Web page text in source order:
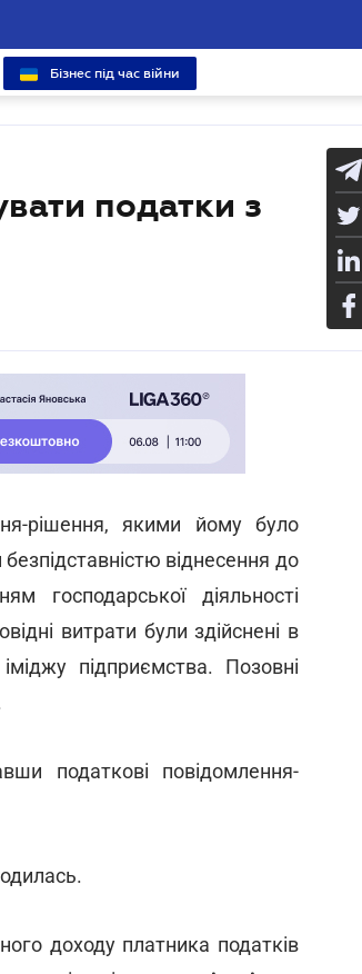
Бізнес під час війни
податки з
рішення, якими йому було
безпідставністю віднесення до
господарської діяльності
витрати були здійснені в
підприємства. Позовні
податкові повідомлення-
доходу платника податків